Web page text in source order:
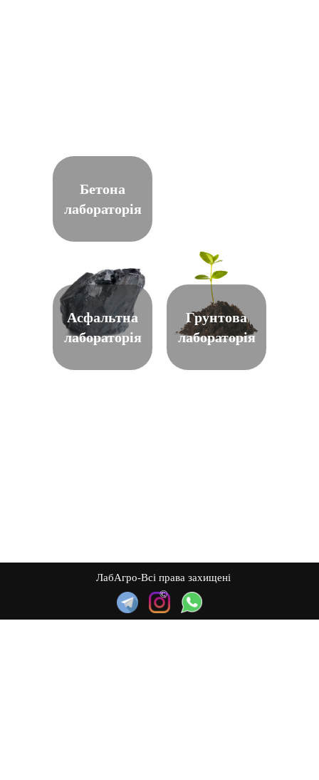
Бетона
лабораторія
Асфальтна
лабораторія
Грунтова
лабораторія
ЛабАгро-Всі права захищені
©